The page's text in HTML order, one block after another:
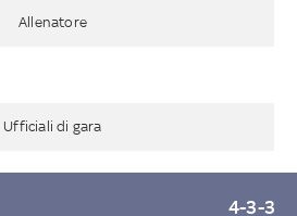
Allenatore
Ufficiali di gara
4-3-3